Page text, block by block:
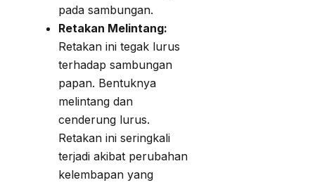
pada sambungan.
Retakan Melintang:
Retakan ini tegak lurus
terhadap sambungan
papan. Bentuknya
melintang dan
cenderung lurus.
Retakan ini seringkali
terjadi akibat perubahan
kelembapan yang